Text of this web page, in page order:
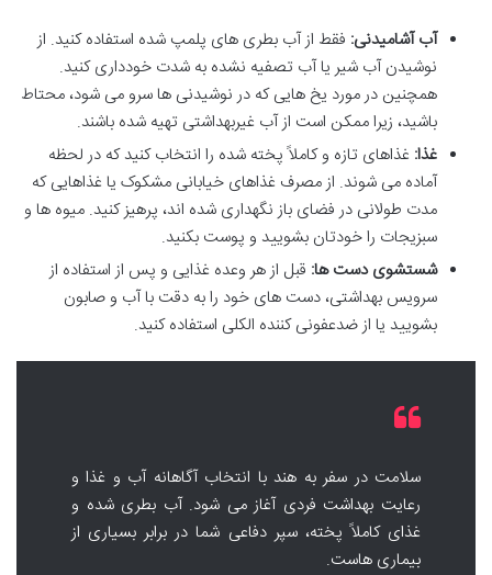
آب آشامیدنی: فقط از آب بطری های پلمپ شده استفاده کنید. از
نوشیدن آب شیر یا آب تصفیه نشده به شدت خودداری کنید.
همچنین در مورد یخ هایی که در نوشیدنی ها سرو می شود، محتاط
باشید، زیرا ممکن است از آب غیربهداشتی تهیه شده باشند.
غذا: غذاهای تازه و کاملاً پخته شده را انتخاب کنید که در لحظه
آماده می شوند. از مصرف غذاهای خیابانی مشکوک یا غذاهایی که
مدت طولانی در فضای باز نگهداری شده اند، پرهیز کنید. میوه ها و
سبزیجات را خودتان بشویید و پوست بکنید.
شستشوی دست ها: قبل از هر وعده غذایی و پس از استفاده از
سرویس بهداشتی، دست های خود را به دقت با آب و صابون
بشویید یا از ضدعفونی کننده الکلی استفاده کنید.
سلامت در سفر به هند با انتخاب آگاهانه آب و غذا و
رعایت بهداشت فردی آغاز می شود. آب بطری شده و
غذای کاملاً پخته، سپر دفاعی شما در برابر بسیاری از
بیماری هاست.